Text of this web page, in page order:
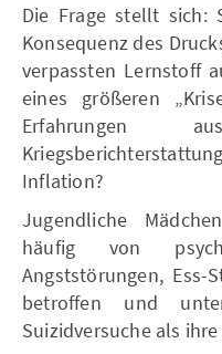
Die Frage stellt sich:
Konsequenz des
verpassten Lernstoff
eines größeren
Erfahrungen
Inflation?
Jugendliche
häufig von
Angststörungen, Ess-
betroffen und
Suizidversuche als